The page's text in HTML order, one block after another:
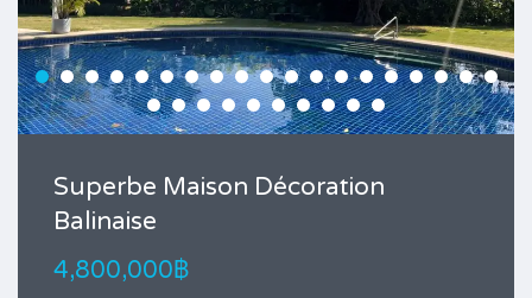
Superbe Maison Décoration
Balinaise
4,800,000฿